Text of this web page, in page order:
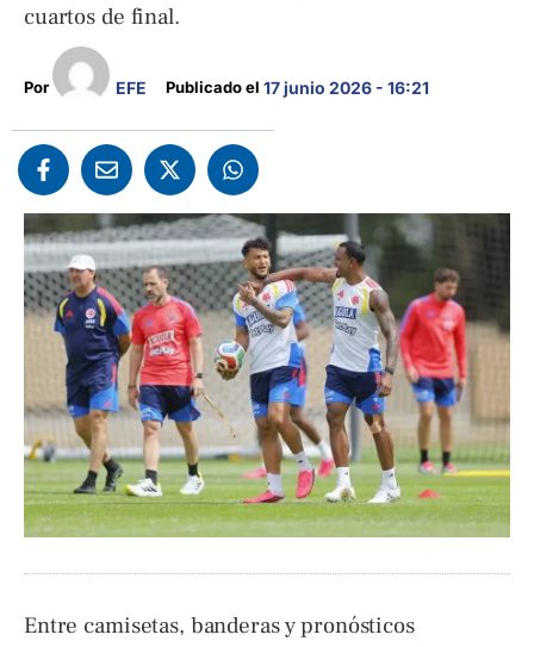
cuartos de final.
Por EFE Publicado el 17 junio 2026 - 16:21
Entre camisetas, banderas y pronósticos